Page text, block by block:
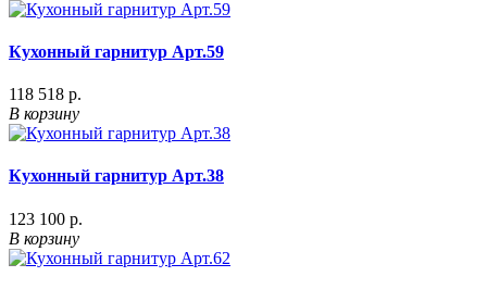
Кухонный гарнитур Арт.59
118 518 р.
В корзину
Кухонный гарнитур Арт.38
123 100 р.
В корзину